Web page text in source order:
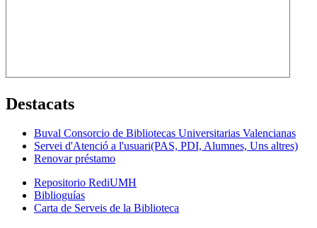
Destacats
Buval Consorcio de Bibliotecas Universitarias Valencianas
Servei d'Atenció a l'usuari(PAS, PDI, Alumnes, Uns altres)
Renovar préstamo
Repositorio RediUMH
Biblioguías
Carta de Serveis de la Biblioteca